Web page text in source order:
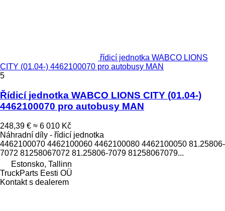
řídicí jednotka WABCO LIONS
CITY (01.04-) 4462100070 pro autobusy MAN
5
Řídicí jednotka WABCO LIONS CITY (01.04-)
4462100070 pro autobusy MAN
248,39 € ≈ 6 010 Kč
Náhradní díly - řídicí jednotka
4462100070 4462100060 4462100080 4462100050 81.25806-
7072 81258067072 81.25806-7079 81258067079...
Estonsko, Tallinn
TruckParts Eesti OÜ
Kontakt s dealerem